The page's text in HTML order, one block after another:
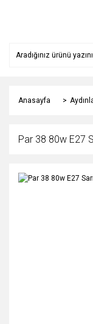
Anasayfa
Par 38 80w E27